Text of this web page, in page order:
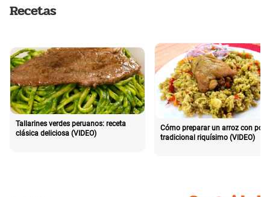
Recetas
Tallarines verdes peruanos: receta
clásica deliciosa (VIDEO)
Cómo preparar un arroz con pollo
tradicional riquísimo (VIDEO)